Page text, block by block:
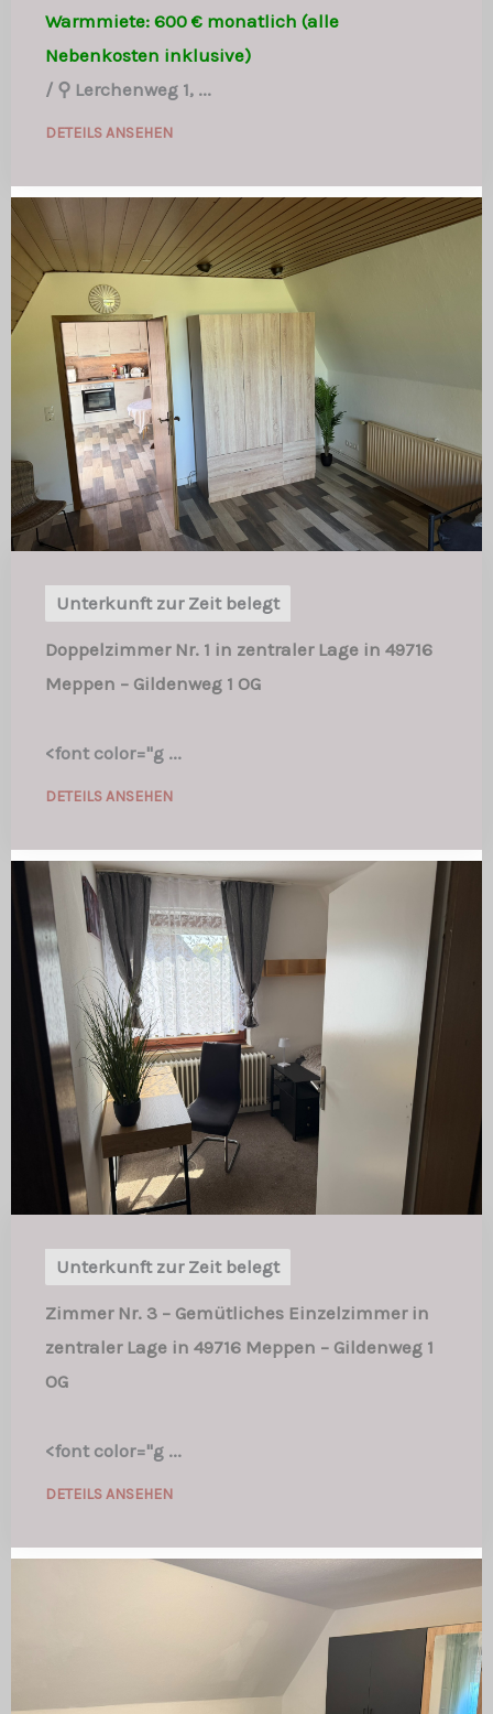
Warmmiete: 600 € monatlich (alle
Nebenkosten inklusive)
/ ⚲ Lerchenweg 1, ...
DETEILS ANSEHEN
Unterkunft zur Zeit belegt
Doppelzimmer Nr. 1 in zentraler Lage in 49716
Meppen – Gildenweg 1 OG
<font color="g ...
DETEILS ANSEHEN
Unterkunft zur Zeit belegt
Zimmer Nr. 3 – Gemütliches Einzelzimmer in
zentraler Lage in 49716 Meppen – Gildenweg 1
OG
<font color="g ...
DETEILS ANSEHEN